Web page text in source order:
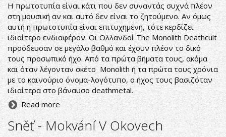
Η πρωτοτυπία είναι κάτι που δεν συναντάς συχνά πλέον
στη μουσική αν και αυτό δεν είναι το ζητούμενο. Αν όμως
αυτή η πρωτοτυπία είναι επιτυχημένη, τότε κερδίζει
ιδιαίτερο ενδιαφέρον. Οι Ολλανδοί The Monolith Deathcult
προόδευσαν σε μεγάλο βαθμό και έχουν πλέον το δικό
τους προσωπικό ήχο. Από τα πρώτα βήματα τους, ακόμα
και όταν λέγονταν σκέτο Monolith ή τα πρώτα τους χρόνια
με το καινούριο όνομα-λογότυπο, ο ήχος τους βασιζόταν
ιδιαίτερα στο βάναυσο deathmetal.
Read more
Sněť - Mokvání V Okovech